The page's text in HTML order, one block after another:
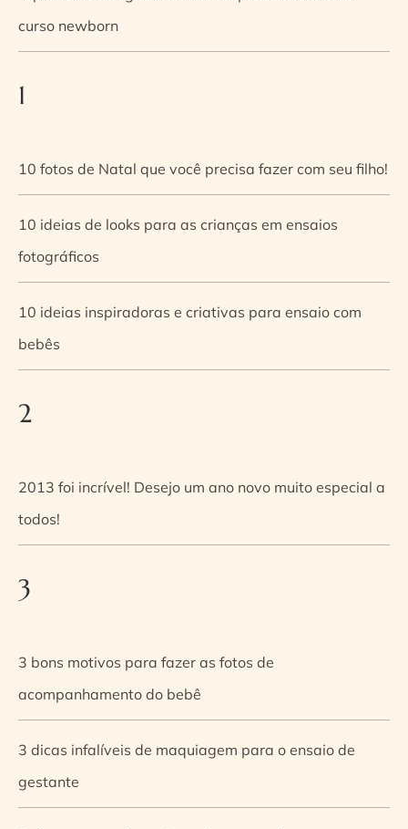
curso newborn
1
10 fotos de Natal que você precisa fazer com seu filho!
10 ideias de looks para as crianças em ensaios
fotográficos
10 ideias inspiradoras e criativas para ensaio com
bebês
2
2013 foi incrível! Desejo um ano novo muito especial a
todos!
3
3 bons motivos para fazer as fotos de
acompanhamento do bebê
3 dicas infalíveis de maquiagem para o ensaio de
gestante